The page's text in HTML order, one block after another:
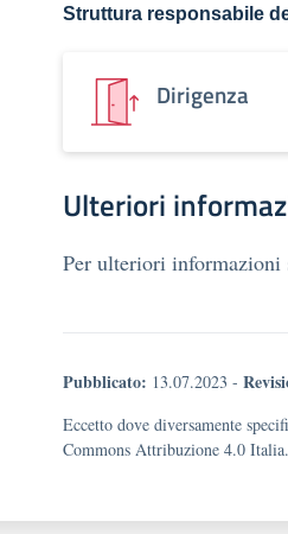
Struttura responsabile
Dirigenza
Ulteriori
Per ulteriori informazioni
Pubblicato: 13.07.2023 -
Eccetto dove diversamente
Commons Attribuzione 4.0 Italia.